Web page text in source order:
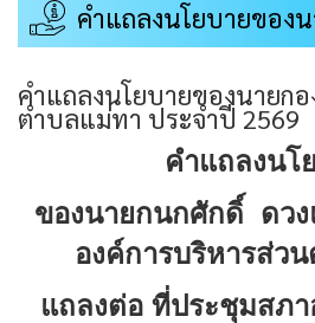
คำแถลงนโยบายของ
คำแถลงนโยบายของนายก
ตำบลแม่ทา ประจำปี 2569
คำแถลงนโ
ของนายกนกศักดิ์ ดวง
องค์การบริหารส่ว
แถลงต่อ ที่ประชุมสภา